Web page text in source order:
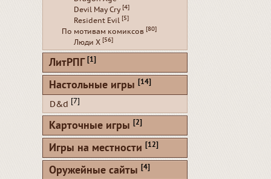
Devil May Cry [4]
Resident Evil [5]
По мотивам комиксов [80]
Люди Х [56]
ЛитРПГ [1]
Настольные игры [14]
D&d [7]
Карточные игры [2]
Игры на местности [12]
Оружейные сайты [4]